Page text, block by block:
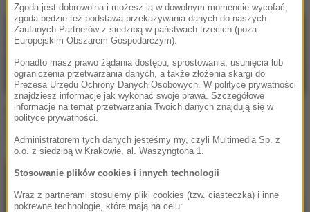
Britney Spears / Iggy
Azalea
Pretty Girls
Iggy Azalea / Rita Ora
Zgoda jest dobrowolna i możesz ją w dowolnym momencie wycofać,
zgoda będzie też podstawą przekazywania danych do naszych
Zaufanych Partnerów z siedzibą w państwach trzecich (poza
Europejskim Obszarem Gospodarczym).
Ponadto masz prawo żądania dostępu, sprostowania, usunięcia lub
ograniczenia przetwarzania danych, a także złożenia skargi do
Prezesa Urzędu Ochrony Danych Osobowych. W polityce prywatności
znajdziesz informacje jak wykonać swoje prawa. Szczegółowe
informacje na temat przetwarzania Twoich danych znajdują się w
polityce prywatności.
Administratorem tych danych jesteśmy my, czyli Multimedia Sp. z
o.o. z siedzibą w Krakowie, al. Waszyngtona 1.
Stosowanie plików cookies i innych technologii
Wraz z partnerami stosujemy pliki cookies (tzw. ciasteczka) i inne
pokrewne technologie, które mają na celu: